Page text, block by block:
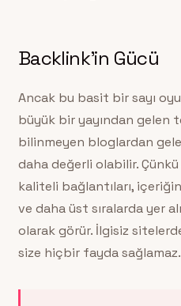
Backlink’in Gücü
Ancak bu basit bir sayı
büyük bir yayından gelen
bilinmeyen bloglardan
daha değerli olabilir.
kaliteli bağlantıları,
ve daha üst sıralarda yer
olarak görür. İlgisiz
size hiçbir fayda sağlamaz.